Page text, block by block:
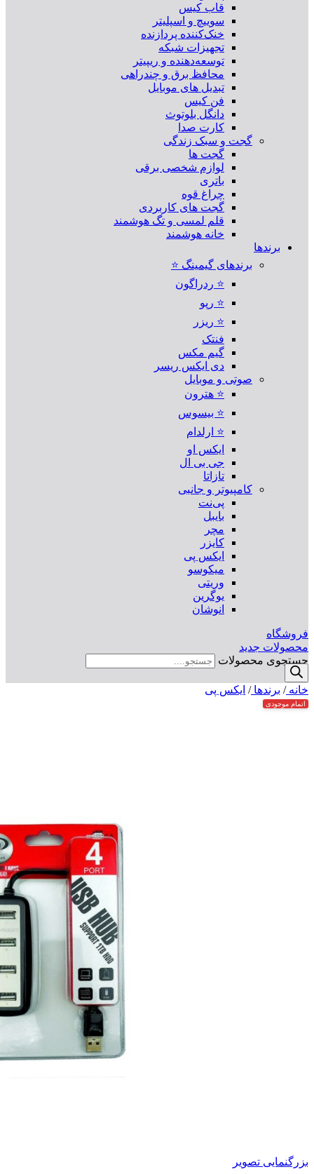
قاب کیس
سوییچ و اسپلیتر
خنک‌کننده پردازنده
تجهیزات شبکه
توسعه‌دهنده و ریپیتر
محافظ برق و چندراهی
تبدیل های موبایل
فن کیس
دانگل بلوتوث
کارت صدا
گجت و سبک زندگی
گجت ها
لوازم شخصی برقی
باتری
چراغ قوه
گجت های کاربردی
قلم لمسی و تگ هوشمند
خانه هوشمند
برندها
برندهای گیمینگ ⭐
⭐ ردراگون
⭐ رپو
⭐ ریزر
فنتک
گیم مکس
دی ایکس ریسر
صوتی و موبایل
⭐ هترون
⭐ بیسوس
⭐ ارلدام
ایکس او
جی بی ال
تازاتا
کامپیوتر و جانبی
پی‌نت
بایبل
مچر
کایزر
ایکس پی
میکوسو
وریتی
یوگرین
انوشان
فروشگاه
محصولات جدید
جستجوی محصولات
خانه/ برندها/ ایکس پی
اتمام موجودی
بزرگنمایی تصویر